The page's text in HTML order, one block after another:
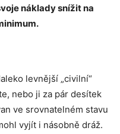
náklady snížit na
levnější „civilní“
nebo ji za pár desítek
ve srovnatelném stavu
vyjít i násobně dráž.